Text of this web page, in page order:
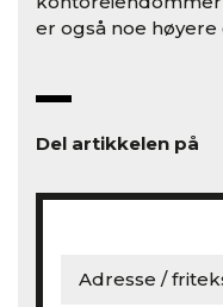
er også noe
Del artikkelen på